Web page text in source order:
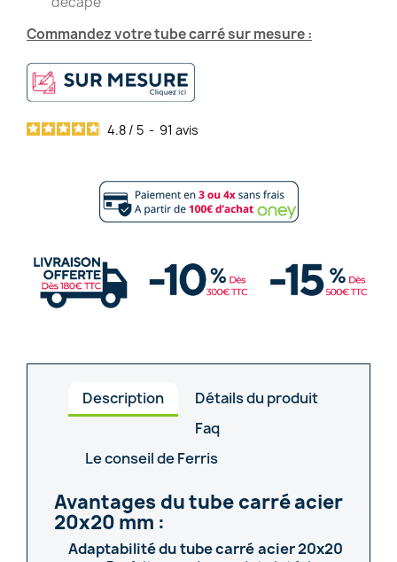
Commandez votre tube carré sur mesure :
4.8 / 5 - 91 avis
Description
Détails du produit
Faq
Le conseil de Ferris
Avantages du tube carré acier
20x20 mm :
Adaptabilité du tube carré acier 20x20